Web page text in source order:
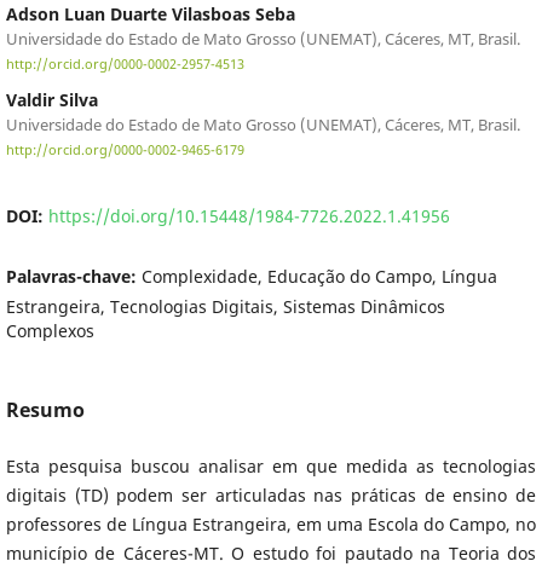
Adson Luan Duarte Vilasboas Seba
Universidade do Estado de Mato Grosso (UNEMAT), Cáceres, MT, Brasil.
http://orcid.org/0000-0002-2957-4513
Valdir Silva
Universidade do Estado de Mato Grosso (UNEMAT), Cáceres, MT, Brasil.
http://orcid.org/0000-0002-9465-6179
DOI: https://doi.org/10.15448/1984-7726.2022.1.41956
Palavras-chave: Complexidade, Educação do Campo, Língua
Estrangeira, Tecnologias Digitais, Sistemas Dinâmicos
Complexos
Resumo
Esta pesquisa buscou analisar em que medida as tecnologias
digitais (TD) podem ser articuladas nas práticas de ensino de
professores de Língua Estrangeira, em uma Escola do Campo, no
município de Cáceres-MT. O estudo foi pautado na Teoria dos